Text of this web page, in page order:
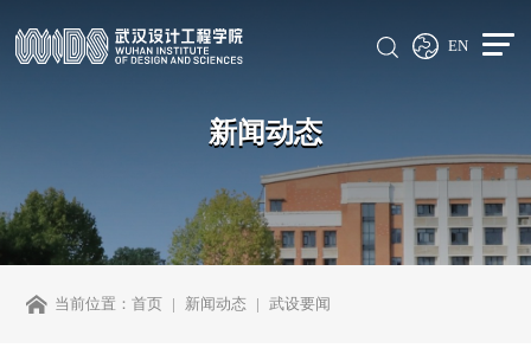
EN
新闻动态
当前位置：首页 新闻动态 武设要闻